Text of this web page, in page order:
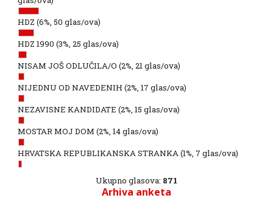
HDZ (6%, 50 glas/ova)
HDZ 1990 (3%, 25 glas/ova)
NISAM JOŠ ODLUČILA/O (2%, 21 glas/ova)
NIJEDNU OD NAVEDENIH (2%, 17 glas/ova)
NEZAVISNE KANDIDATE (2%, 15 glas/ova)
MOSTAR MOJ DOM (2%, 14 glas/ova)
HRVATSKA REPUBLIKANSKA STRANKA(1%, 7 glas/ova)
Ukupno glasova: 871
Arhiva anketa